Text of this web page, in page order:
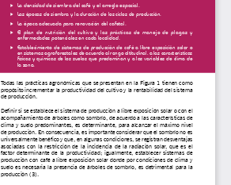
Todas las prácticas agronómicas que se presentan en la Figura 1 tienen como
propósito incrementar la productividad del cultivo y la rentabilidad del sistema
de producción.
Definir si se establece el sistema de producción a libre exposición solar o con el
acompañamiento de árboles como sombrío, de acuerdo a las características de
clima y suelo predominantes, es determinante, para alcanzar el máximo nivel
de producción. En consecuencia, es importante considerar que el sombrío no es
universalmente benéfico y que, en algunas condiciones, se registran desventajas
asociadas con la restricción de la incidencia de la radiación solar, que es el
factor determinante de la productividad; igualmente, establecer sistemas de
producción con café a libre exposición solar donde por condiciones de clima y
suelo es necesaria la presencia de árboles de sombrío, es detrimental para la
producción (3).
La densidad de siembra del café y el arreglo espacial.
Las épocas de siembra y la duración de los ciclos de producción.
La época adecuada para renovación del cafetal.
El  plan  de  nutrición  del  cultivo  y  las  prácticas  de  manejo  de  plagas  y
enfermedades potenciales en cada localidad.
Establecimiento de sistemas de producción de café a libre exposición solar o
en sistemas agroforestales de acuerdo al rango altitudinal, a las características
físicas y químicas de los suelos que predominan y a las variables de clima de
la zona.